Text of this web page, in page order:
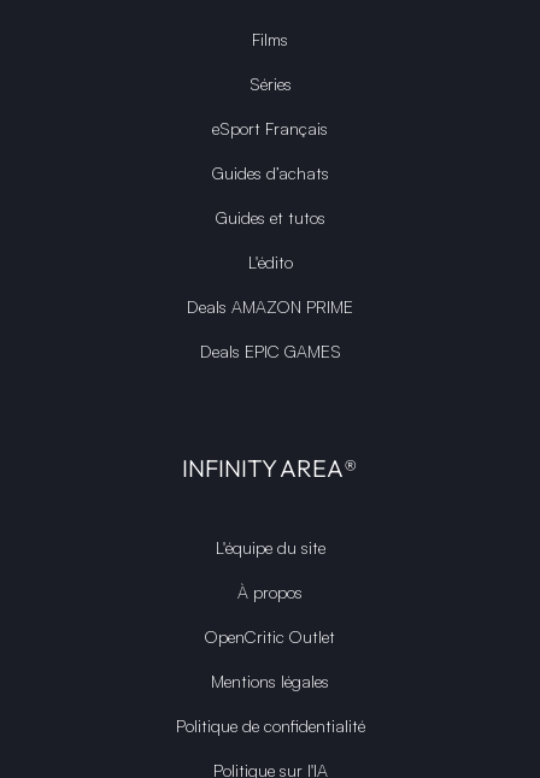
Films
Séries
eSport Français
Guides d’achats
Guides et tutos
L'édito
Deals AMAZON PRIME
Deals EPIC GAMES
INFINITY AREA®
L'équipe du site
À propos
OpenCritic Outlet
Mentions légales
Politique de confidentialité
Politique sur l'IA